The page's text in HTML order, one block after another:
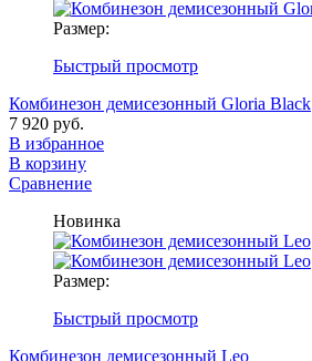
Размер:
Быстрый просмотр
Комбинезон демисезонный Gloria Black
7 920 руб.
В избранное
В корзину
Сравнение
Новинка
Размер:
Быстрый просмотр
Комбинезон демисезонный Leo